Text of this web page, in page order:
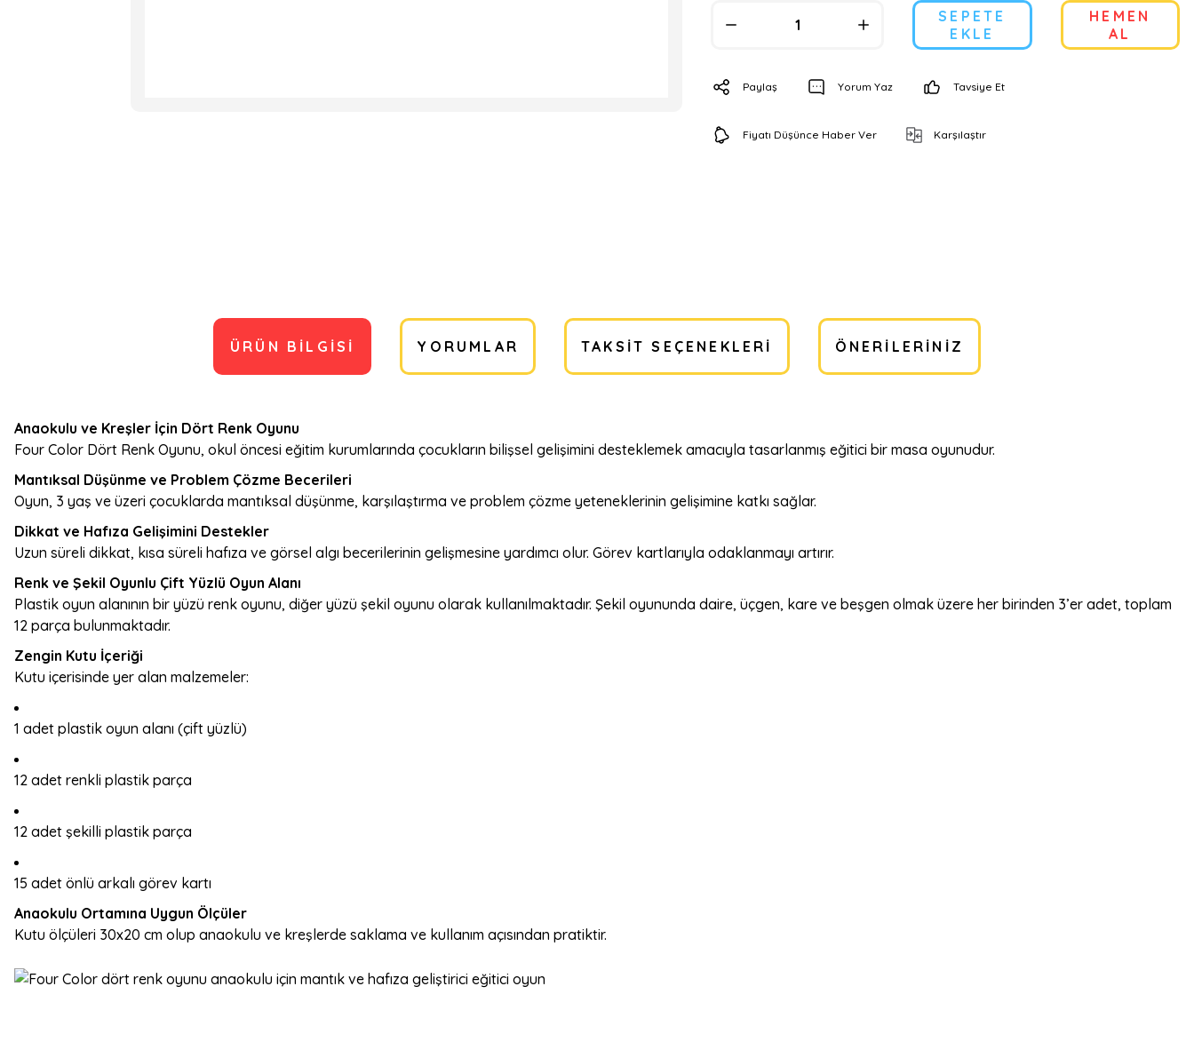
SEPETE
EKLE
HEMEN
AL
Paylaş Yorum Yaz Tavsiye Et
Fiyatı Düşünce Haber Ver Karşılaştır
ÜRÜN BILGISI YORUMLAR TAKSIT SEÇENEKLERI ÖNERILERINIZ
Anaokulu ve Kreşler İçin Dört Renk Oyunu
Four Color Dört Renk Oyunu, okul öncesi eğitim kurumlarında çocukların bilişsel gelişimini desteklemek amacıyla tasarlanmış eğitici bir masa oyunudur.
Mantıksal Düşünme ve Problem Çözme Becerileri
Oyun, 3 yaş ve üzeri çocuklarda mantıksal düşünme, karşılaştırma ve problem çözme yeteneklerinin gelişimine katkı sağlar.
Dikkat ve Hafıza Gelişimini Destekler
Uzun süreli dikkat, kısa süreli hafıza ve görsel algı becerilerinin gelişmesine yardımcı olur. Görev kartlarıyla odaklanmayı artırır.
Renk ve Şekil Oyunlu Çift Yüzlü Oyun Alanı
Plastik oyun alanının bir yüzü renk oyunu, diğer yüzü şekil oyunu olarak kullanılmaktadır. Şekil oyununda daire, üçgen, kare ve beşgen olmak üzere her birinden 3’er adet, toplam
12 parça bulunmaktadır.
Zengin Kutu İçeriği
Kutu içerisinde yer alan malzemeler:
1 adet plastik oyun alanı (çift yüzlü)
12 adet renkli plastik parça
12 adet şekilli plastik parça
15 adet önlü arkalı görev kartı
Anaokulu Ortamına Uygun Ölçüler
Kutu ölçüleri 30x20 cm olup anaokulu ve kreşlerde saklama ve kullanım açısından pratiktir.